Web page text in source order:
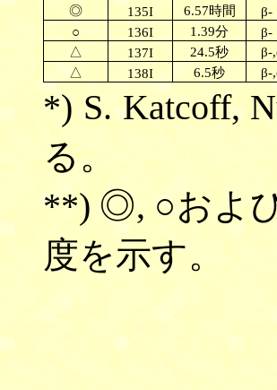
◎
135I 6.57時間 β-
○
136I 1.39分 β-
△
137I 24.5秒 β-
△
138I 6.5秒 β-
*) S. Katcoff,
る。
**) ◎, ○およ
度を示す。